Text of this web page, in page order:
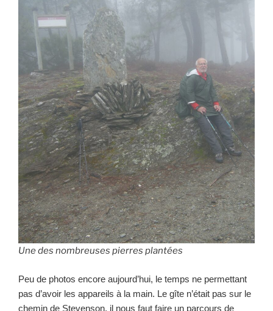
Une des nombreuses pierres plantées
Peu de photos encore aujourd’hui, le temps ne permettant
pas d’avoir les appareils à la main. Le gîte n’était pas sur le
chemin de Stevenson, il nous faut faire un parcours de